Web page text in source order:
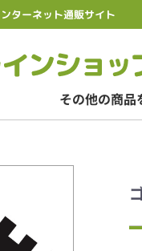
ターネット通販サイト
その他の商品